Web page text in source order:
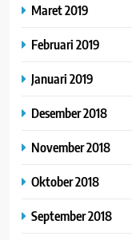
Maret 2019
Februari 2019
Januari 2019
Desember 2018
November 2018
Oktober 2018
September 2018